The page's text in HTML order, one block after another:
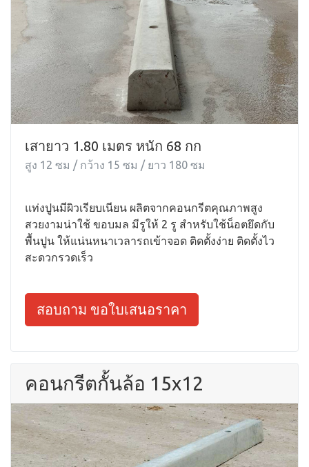
เสายาว 1.80 เมตร หนัก 68 กก
สูง 12 ซม / กว้าง 15 ซม / ยาว 180 ซม
แท่งปูนมีผิวเรียบเนียน ผลิตจากคอนกรีตคุณภาพสูง
สวยงามน่าใช้ ขอบมล มีรูให้ 2 รู สำหรับใช้น็อตยึดกับ
พื้นปูน ให้แน่นหนาเวลารถเข้าจอด ติดตั้งง่าย ติดตั้งไว
สะดวกรวดเร็ว
สอบถาม ขอใบเสนอราคา
คอนกรีตกั้นล้อ 15x12